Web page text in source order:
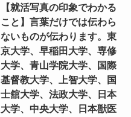
【就活写真の印象でわかる
こと】言葉だけでは伝わら
ないものが伝わります。東
京大学、早稲田大学、専修
大学、青山学院大学、国際
基督教大学、上智大学、国
士舘大学、法政大学、日本
大学、中央大学、日本獣医